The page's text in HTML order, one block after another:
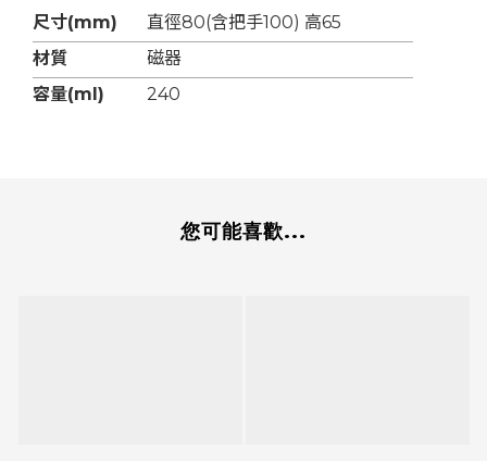
尺寸(mm)
直徑80(含把手100) 高65
材質
磁器
容量(ml)
240
您可能喜歡...